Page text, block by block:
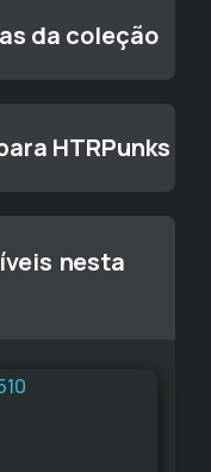
da coleção
HTRPunks
nesta